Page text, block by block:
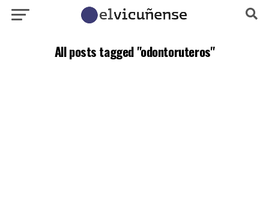
All posts tagged "odontoruteros"